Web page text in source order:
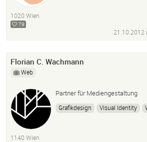
1020 Wien
79
21.10.2012
Florian C. Wachmann
Web
Partner für Mediengestaltung
Grafikdesign Visual Identity
1140 Wien